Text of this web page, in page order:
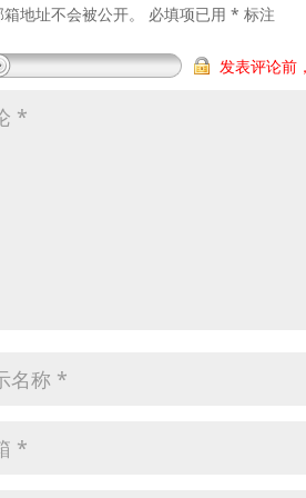
地址不会被公开。 必填项已用* 标注
发表评论前